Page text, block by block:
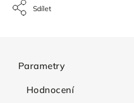
Sdílet
Parametry
Hodnocení